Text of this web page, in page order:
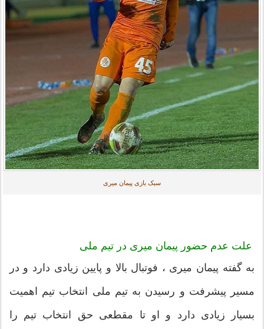
سبک بازی پیمان میری
علت عدم حضور پیمان میری در تیم ملی
به گفته پیمان میری ، فوتبال بالا و پایین زیادی دارد و در
مسیر پیشرفت و رسیدن به تیم ملی انتخاب تیم اهمیت
بسیار زیادی دارد و او تا مقطعی حق انتخاب تیم را